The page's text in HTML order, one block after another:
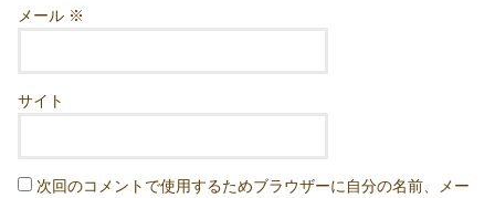
メール ※
サイト
次回のコメントで使用するためブラウザーに自分の名前、メー